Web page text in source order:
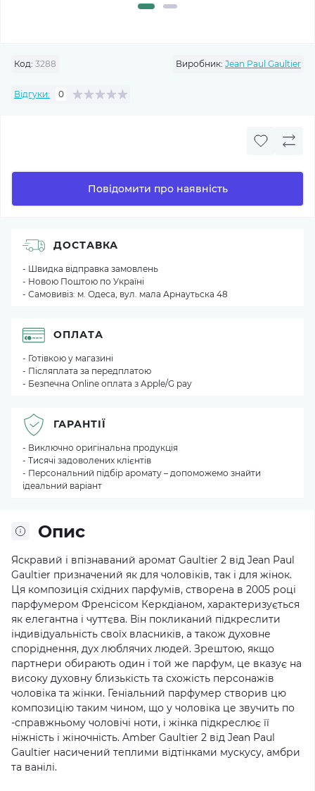
Код: 3288 Виробник: Jean Paul Gaultier
Відгуки: 0
Повідомити про наявність
Опис
Яскравий і впізнаваний аромат Gaultier 2 від Jean Paul
Gaultier призначений як для чоловіків, так і для жінок.
Ця композиція східних парфумів, створена в 2005 році
парфумером Френсісом Керкдіаном, характеризується
як елегантна і чуттєва. Він покликаний підкреслити
індивідуальність своїх власників, а також духовне
споріднення, дух люблячих людей. Зрештою, якщо
партнери обирають один і той же парфум, це вказує на
високу духовну близькість та схожість персонажів
чоловіка та жінки. Геніальний парфумер створив цю
композицію таким чином, що у чоловіка це звучить по
-справжньому чоловічі ноти, і жінка підкреслює її
ніжність і жіночність. Amber Gaultier 2 від Jean Paul
Gaultier насичений теплими відтінками мускусу, амбри
та ванілі.
ДОСТАВКА
- Швидка відправка замовлень
- Новою Поштою по Україні
- Самовивіз: м. Одеса, вул. мала Арнаутьска 48
ОПЛАТА
- Готівкою у магазині
- Післяплата за передплатою
- Безпечна Online оплата з Apple/G pay
ГАРАНТІЇ
- Виключно оригінальна продукція
- Тисячі задоволених клієнтів
- Персональний підбір аромату – допоможемо знайти
ідеальний варіант